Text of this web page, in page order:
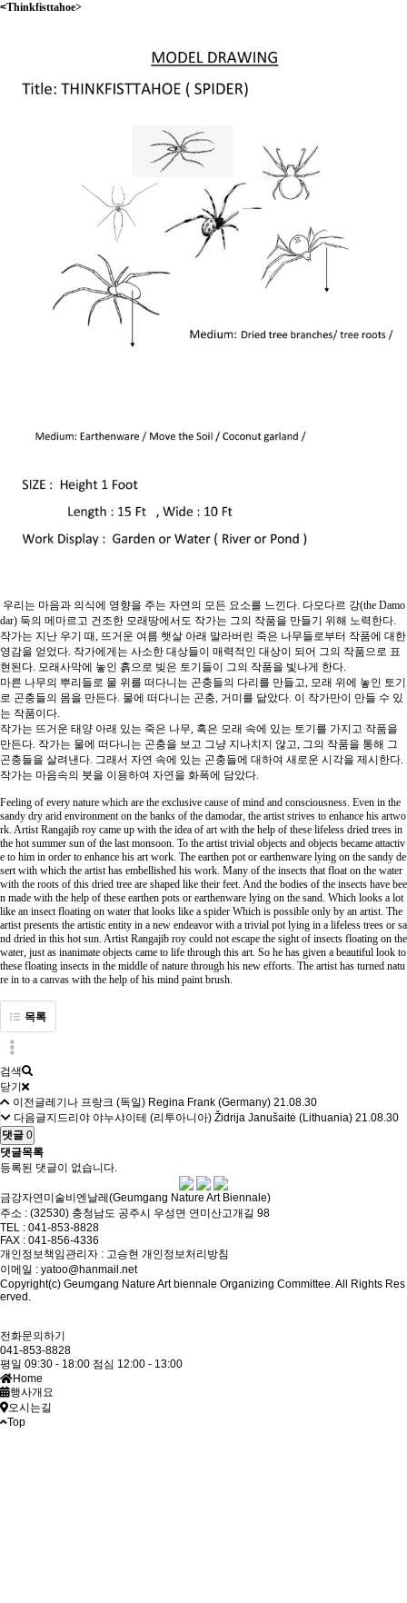
​<Thinkfisttahoe>
우리는 마음과 의식에 영향을 주는 자연의 모든 요소를 느낀다. 다모다르 강(the Damo
dar) 둑의 메마르고 건조한 모래땅에서도 작가는 그의 작품을 만들기 위해 노력한다.
작가는 지난 우기 때, 뜨거운 여름 햇살 아래 말라버린 죽은 나무들로부터 작품에 대한
영감을 얻었다. 작가에게는 사소한 대상들이 매력적인 대상이 되어 그의 작품으로 표
현된다. 모래사막에 놓인 흙으로 빚은 토기들이 그의 작품을 빛나게 한다.
마른 나무의 뿌리들로 물 위를 떠다니는 곤충들의 다리를 만들고, 모래 위에 놓인 토기
로 곤충들의 몸을 만든다. 물에 떠다니는 곤충, 거미를 닮았다. 이 작가만이 만들 수 있
는 작품이다.
작가는 뜨거운 태양 아래 있는 죽은 나무, 혹은 모래 속에 있는 토기를 가지고 작품을
만든다. 작가는 물에 떠다니는 곤충을 보고 그냥 지나치지 않고, 그의 작품을 통해 그
곤충들을 살려낸다. 그래서 자연 속에 있는 곤충들에 대하여 새로운 시각을 제시한다.
작가는 마음속의 붓을 이용하여 자연을 화폭에 담았다.
Feeling of every nature which are the exclusive cause of mind and consciousness. Even in the
sandy dry arid environment on the banks of the damodar, the artist strives to enhance his artwo
rk. Artist Rangajib roy came up with the idea of art with the help of these lifeless dried trees in
the hot summer sun of the last monsoon. To the artist trivial objects and objects became attactiv
e to him in order to enhance his art work. The earthen pot or earthenware lying on the sandy de
sert with which the artist has embellished his work. Many of the insects that float on the water
with the roots of this dried tree are shaped like their feet. And the bodies of the insects have bee
n made with the help of these earthen pots or earthenware lying on the sand. Which looks a lot
like an insect floating on water that looks like a spider Which is possible only by an artist. The
artist presents the artistic entity in a new endeavor with a trivial pot lying in a lifeless trees or sa
nd dried in this hot sun. Artist Rangajib roy could not escape the sight of insects floating on the
water, just as inanimate objects came to life through this art. So he has given a beautiful look to
these floating insects in the middle of nature through his new efforts. The artist has turned natu
re in to a canvas with the help of his mind paint brush.
목록
검색
닫기
이전글레기나 프랑크 (독일) Regina Frank (Germany) 21.08.30
다음글지드리야 야누샤이테 (리투아니아) Židrija Janušaitė (Lithuania) 21.08.30
댓글 0
댓글목록
등록된 댓글이 없습니다.
금강자연미술비엔날레(Geumgang Nature Art Biennale)
주소 : (32530) 충청남도 공주시 우성면 연미산고개길 98
TEL : 041-853-8828
FAX : 041-856-4336
개인정보책임관리자 : 고승현 개인정보처리방침
이메일 : yatoo@hanmail.net
Copyright(c) Geumgang Nature Art biennale Organizing Committee. All Rights Res
erved.
전화문의하기
041-853-8828
평일 09:30 - 18:00 점심 12:00 - 13:00
Home
행사개요
오시는길
Top